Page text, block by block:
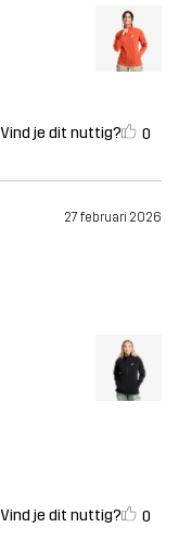
Vind je dit nuttig? 0
27 februari 2026
Vind je dit nuttig? 0